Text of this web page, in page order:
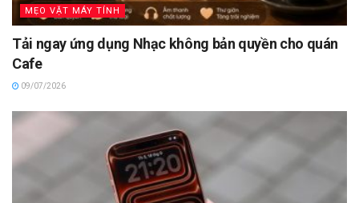
MẸO VẶT MÁY TÍNH
Tải ngay ứng dụng Nhạc không bản quyền cho quán
Cafe
09/07/2026